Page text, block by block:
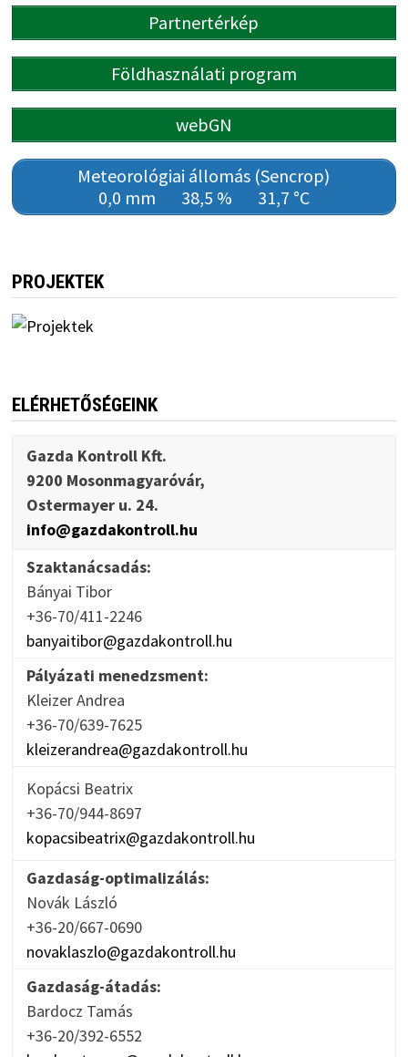
Partnertérkép
Földhasználati program
webGN
Meteorológiai állomás (Sencrop)
0,0 mm
38,5 % 31,7 °C
PROJEKTEK
ELÉRHETŐSÉGEINK
Gazda Kontroll Kft.
9200 Mosonmagyaróvár,
Ostermayer u. 24.
info@gazdakontroll.hu
Szaktanácsadás:
Bányai Tibor
+36-70/411-2246
banyaitibor@gazdakontroll.hu
Pályázati menedzsment:
Kleizer Andrea
+36-70/639-7625
kleizerandrea@gazdakontroll.hu
Kopácsi Beatrix
+36-70/944-8697
kopacsibeatrix@gazdakontroll.hu
Gazdaság-optimalizálás:
Novák László
+36-20/667-0690
novaklaszlo@gazdakontroll.hu
Gazdaság-átadás:
Bardocz Tamás
+36-20/392-6552